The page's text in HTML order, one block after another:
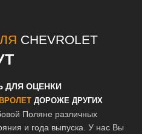
CHEVROLET
ДЛЯ ОЦЕНКИ
ДОРОЖЕ ДРУГИХ
Поляне различных
и года выпуска. У нас Вы